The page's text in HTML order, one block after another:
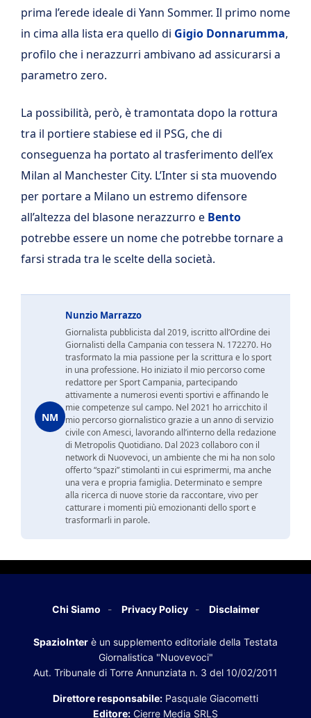
prima l’erede ideale di Yann Sommer. Il primo nome
in cima alla lista era quello di Gigio Donnarumma,
profilo che i nerazzurri ambivano ad assicurarsi a
parametro zero.
La possibilità, però, è tramontata dopo la rottura
tra il portiere stabiese ed il PSG, che di
conseguenza ha portato al trasferimento dell’ex
Milan al Manchester City. L’Inter si sta muovendo
per portare a Milano un estremo difensore
all’altezza del blasone nerazzurro e Bento
potrebbe essere un nome che potrebbe tornare a
farsi strada tra le scelte della società.
NM
Nunzio Marrazzo
Giornalista pubblicista dal 2019, iscritto all’Ordine dei
Giornalisti della Campania con tessera N. 172270. Ho
trasformato la mia passione per la scrittura e lo sport
in una professione. Ho iniziato il mio percorso come
redattore per Sport Campania, partecipando
attivamente a numerosi eventi sportivi e affinando le
mie competenze sul campo. Nel 2021 ho arricchito il
mio percorso giornalistico grazie a un anno di servizio
civile con Amesci, lavorando all’interno della redazione
di Metropolis Quotidiano. Dal 2023 collaboro con il
network di Nuovevoci, un ambiente che mi ha non solo
offerto “spazi” stimolanti in cui esprimermi, ma anche
una vera e propria famiglia. Determinato e sempre
alla ricerca di nuove storie da raccontare, vivo per
catturare i momenti più emozionanti dello sport e
trasformarli in parole.
Chi Siamo Privacy Policy Disclaimer
SpazioInter è un supplemento editoriale della Testata
Giornalistica "Nuovevoci"
Aut. Tribunale di Torre Annunziata n. 3 del 10/02/2011
Direttore responsabile: Pasquale Giacometti
Editore: Cierre Media SRLS